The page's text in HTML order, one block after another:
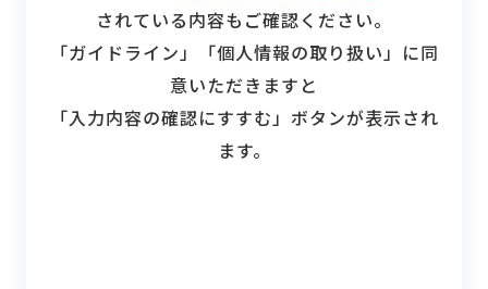
されている内容もご確認ください。
「ガイドライン」「個人情報の取り扱い」に同
意いただきますと
「入力内容の確認にすすむ」ボタンが表示され
ます。